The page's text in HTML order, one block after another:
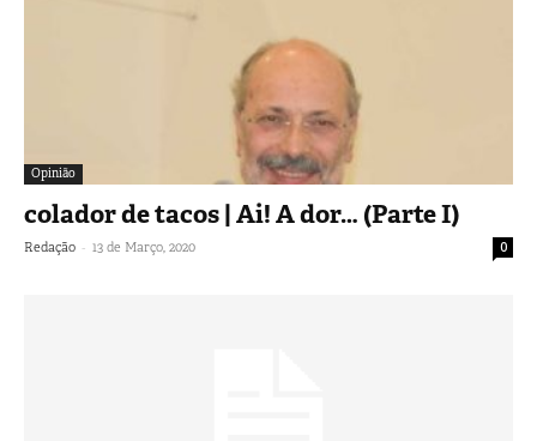
Opinião
colador de tacos | Ai! A dor… (Parte I)
Redação - 13 de Março, 2020 0